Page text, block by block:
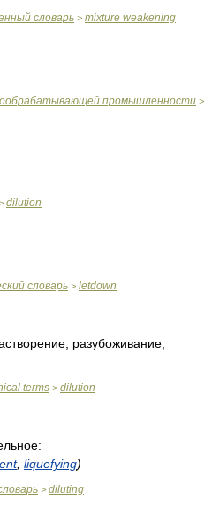
словарь > mixture weakening
промышленности >
dilution
словарь > letdown
разубоживание;
terms > dilution
, liquefying)
> diluting